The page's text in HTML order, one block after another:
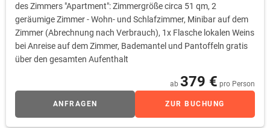
des Zimmers "Apartment": Zimmergröße circa 51 qm, 2
geräumige Zimmer - Wohn- und Schlafzimmer, Minibar auf dem
Zimmer (Abrechnung nach Verbrauch), 1x Flasche lokalen Weins
bei Anreise auf dem Zimmer, Bademantel und Pantoffeln gratis
über den gesamten Aufenthalt
ab 379 € pro Person
ANFRAGEN ZUR BUCHUNG